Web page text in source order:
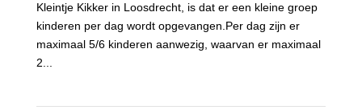
Kleintje Kikker in Loosdrecht, is dat er een kleine groep
kinderen per dag wordt opgevangen.Per dag zijn er
maximaal 5/6 kinderen aanwezig, waarvan er maximaal
2...